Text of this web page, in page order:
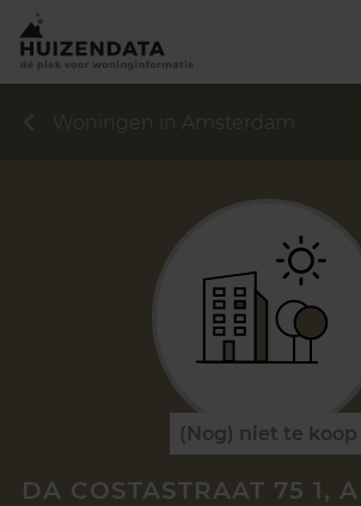
Woningen in Amsterdam
(Nog) niet te koop
DA COSTASTRAAT 75 1,